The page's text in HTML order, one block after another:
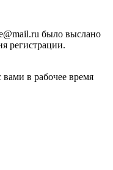
было выслано
регистрации.
вами в рабочее время